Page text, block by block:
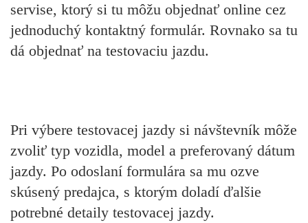
servise, ktorý si tu môžu objednať online cez
jednoduchý kontaktný formulár. Rovnako sa tu
dá objednať na testovaciu jazdu.
Pri výbere testovacej jazdy si návštevník môže
zvoliť typ vozidla, model a preferovaný dátum
jazdy. Po odoslaní formulára sa mu ozve
skúsený predajca, s ktorým doladí ďalšie
potrebné detaily testovacej jazdy.